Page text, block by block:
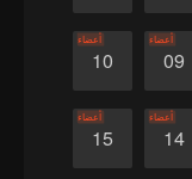
09
أعضاء
10
أعضاء
14
أعضاء
15
أعضاء